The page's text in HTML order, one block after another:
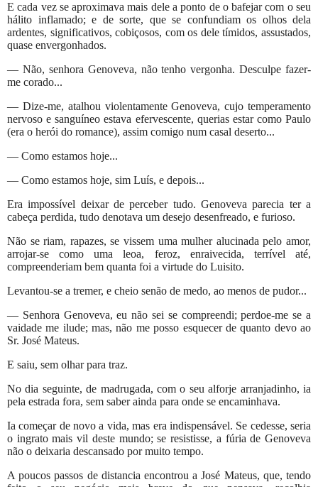
E cada vez se aproximava mais dele a ponto de o bafejar com o seu
hálito inflamado; e de sorte, que se confundiam os olhos dela
ardentes, significativos, cobiçosos, com os dele tímidos, assustados,
quase envergonhados.
— Não, senhora Genoveva, não tenho vergonha. Desculpe fazer-
me corado...
— Dize-me, atalhou violentamente Genoveva, cujo temperamento
nervoso e sanguíneo estava efervescente, querias estar como Paulo
(era o herói do romance), assim comigo num casal deserto...
— Como estamos hoje...
— Como estamos hoje, sim Luís, e depois...
Era impossível deixar de perceber tudo. Genoveva parecia ter a
cabeça perdida, tudo denotava um desejo desenfreado, e furioso.
Não se riam, rapazes, se vissem uma mulher alucinada pelo amor,
arrojar-se como uma leoa, feroz, enraivecida, terrível até,
compreenderiam bem quanta foi a virtude do Luisito.
Levantou-se a tremer, e cheio senão de medo, ao menos de pudor...
— Senhora Genoveva, eu não sei se compreendi; perdoe-me se a
vaidade me ilude; mas, não me posso esquecer de quanto devo ao
Sr. José Mateus.
E saiu, sem olhar para traz.
No dia seguinte, de madrugada, com o seu alforje arranjadinho, ia
pela estrada fora, sem saber ainda para onde se encaminhava.
Ia começar de novo a vida, mas era indispensável. Se cedesse, seria
o ingrato mais vil deste mundo; se resistisse, a fúria de Genoveva
não o deixaria descansado por muito tempo.
A poucos passos de distancia encontrou a José Mateus, que, tendo